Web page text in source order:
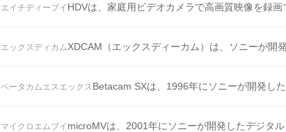
エイチディーブイ HDVは、家庭用ビデオカメラで高画質映像を録
エックスディカムXDCAM（エックスディーカム）は、ソニーが開
ベータカムエスエックスBetacam SXは、1996年にソニーが開発し
マイクロエムブイ microMVは、2001年にソニーが開発したデジタ